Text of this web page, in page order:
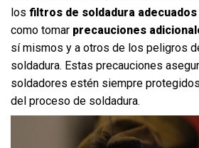
los filtros de soldadura adecuados
como tomar precauciones
sí mismos y a otros de los peligros
soldadura. Estas precauciones
soldadores estén siempre
del proceso de soldadura.